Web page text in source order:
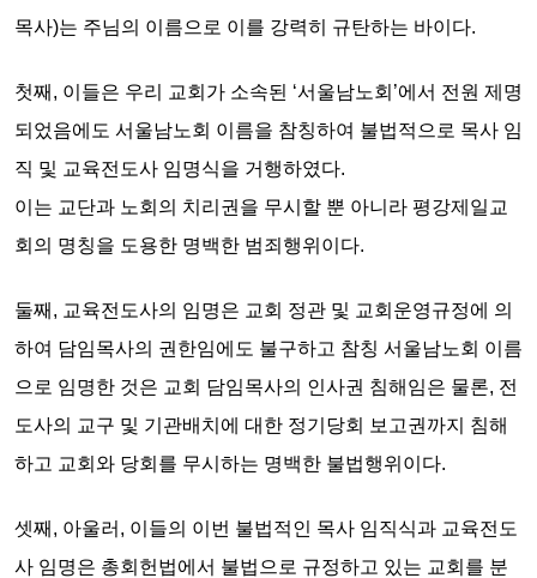
목사)는 주님의 이름으로 이를 강력히 규탄하는 바이다.
첫째, 이들은 우리 교회가 소속된 ‘서울남노회’에서 전원 제명
되었음에도 서울남노회 이름을 참칭하여 불법적으로 목사 임
직 및 교육전도사 임명식을 거행하였다.
이는 교단과 노회의 치리권 을 무시할 뿐 아니라 평강제일교
회의 명칭을 도용한 명백한 범죄행위이다.
둘째, 교육전도사의 임명은 교회 정관 및 교회운영규정에 의
하여 담임목사의 권한임에도 불구하고 참칭 서울남노회 이름
으로 임명한 것은 교회 담임목사의 인사권 침해 임은 물론, 전
도사의 교구 및 기관배치에 대한 정기당회 보고권까지 침해
하고 교회와 당회를 무시하는 명백한 불법행위 이다.
셋째, 아울러, 이들의 이번 불법적인 목사 임직식과 교육전도
사 임명은 총회헌법에서 불법으로 규정하고 있는 교회를 분